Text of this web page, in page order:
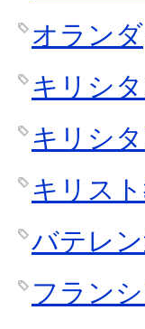
オランダ
キリシ
キリシ
キリス
バテレ
フラン